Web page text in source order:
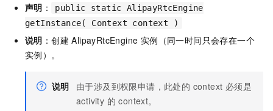
声明 ：
public static AlipayRtcEngine
getInstance( Context context )
说明 ：创建 AlipayRtcEngine 实例（同一时间只会存在一个
实例）。
说明
由于涉及到权限申请，此处的 context 必须是
activity 的 context。